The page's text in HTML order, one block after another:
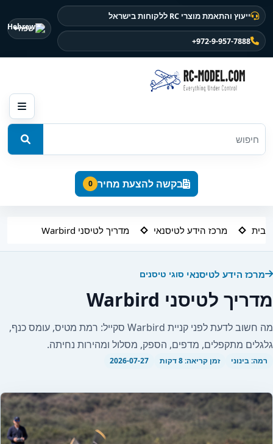
ייעוץ והתאמת מוצרי RC ללקוחות בישראל
+972-9-957-7888
שפה
בקשה להצעת מחיר 0
בית מרכז הידע לטיסנאי מדריך לטיסני Warbird
מרכז הידע לטיסנאי סוגי טיסנים
מדריך לטיסני Warbird
מה חשוב לדעת לפני קניית Warbird סקייל: רמת מטיס, עומס כנף,
גלגלים מתקפלים, מדפים, הספק, מסלול ומהירות נחיתה.
רמה: בינוני זמן קריאה: 8 דקות 2026-07-27